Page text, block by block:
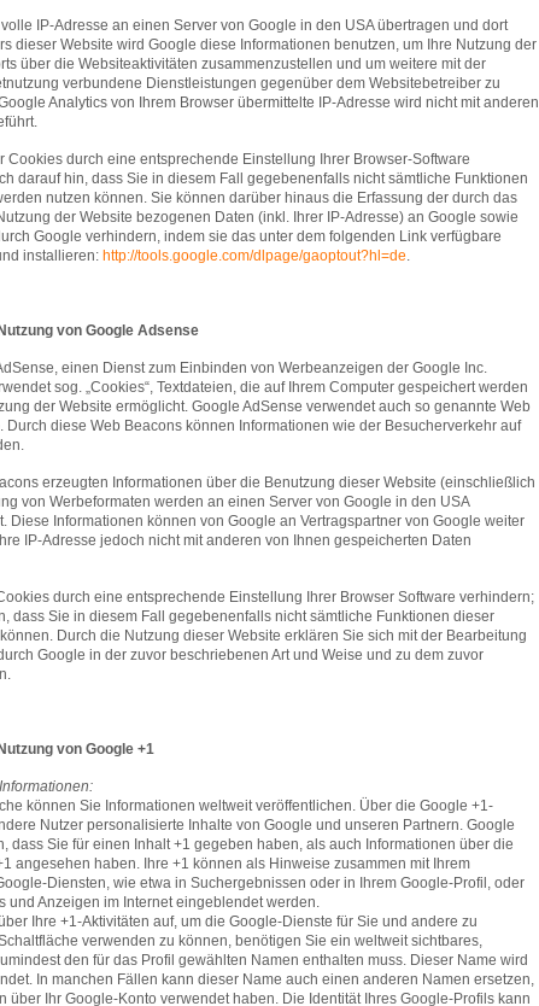
IP-Adresse an einen Server von Google in den USA übertragen und dort
dieser Website wird Google diese Informationen benutzen, um Ihre Nutzung der
über die Websiteaktivitäten zusammenzustellen und um weitere mit der
verbundene Dienstleistungen gegenüber dem Websitebetreiber zu
Analytics von Ihrem Browser übermittelte IP-Adresse wird nicht mit anderen
durch eine entsprechende Einstellung Ihrer Browser-Software
darauf hin, dass Sie in diesem Fall gegebenenfalls nicht sämtliche Funktionen
nutzen können. Sie können darüber hinaus die Erfassung der durch das
der Website bezogenen Daten (inkl. Ihrer IP-Adresse) an Google sowie
Google verhindern, indem sie das unter dem folgenden Link verfügbare
installieren: http://tools.google.com/dlpage/gaoptout?hl=de.
von Google Adsense
einen Dienst zum Einbinden von Werbeanzeigen der Google Inc.
sog. „Cookies“, Textdateien, die auf Ihrem Computer gespeichert werden
der Website ermöglicht. Google AdSense verwendet auch so genannte Web
Durch diese Web Beacons können Informationen wie der Besucherverkehr auf
erzeugten Informationen über die Benutzung dieser Website (einschließlich
von Werbeformaten werden an einen Server von Google in den USA
Diese Informationen können von Google an Vertragspartner von Google weiter
IP-Adresse jedoch nicht mit anderen von Ihnen gespeicherten Daten
durch eine entsprechende Einstellung Ihrer Browser Software verhindern;
dass Sie in diesem Fall gegebenenfalls nicht sämtliche Funktionen dieser
Durch die Nutzung dieser Website erklären Sie sich mit der Bearbeitung
Google in der zuvor beschriebenen Art und Weise und zu dem zuvor
von Google +1
können Sie Informationen weltweit veröffentlichen. Über die Google +1-
Nutzer personalisierte Inhalte von Google und unseren Partnern. Google
dass Sie für einen Inhalt +1 gegeben haben, als auch Informationen über die
angesehen haben. Ihre +1 können als Hinweise zusammen mit Ihrem
Diensten, wie etwa in Suchergebnissen oder in Ihrem Google-Profil, oder
und Anzeigen im Internet eingeblendet werden.
Ihre +1-Aktivitäten auf, um die Google-Dienste für Sie und andere zu
verwenden zu können, benötigen Sie ein weltweit sichtbares,
den für das Profil gewählten Namen enthalten muss. Dieser Name wird
In manchen Fällen kann dieser Name auch einen anderen Namen ersetzen,
über Ihr Google-Konto verwendet haben. Die Identität Ihres Google-Profils kann